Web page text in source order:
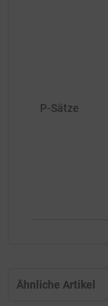
P-Sätze
Ähnliche Artikel